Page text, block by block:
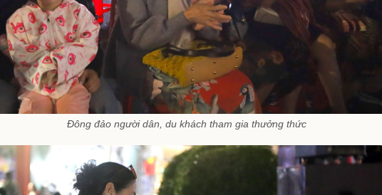
Đông đảo người dân, du khách tham gia thưởng thức